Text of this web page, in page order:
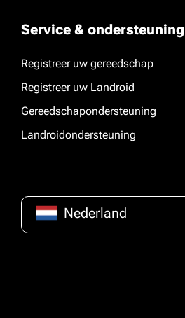
Service & ondersteuning
Registreer uw gereedschap
Registreer uw Landroid
Gereedschapondersteuning
Landroidondersteuning
Nederland